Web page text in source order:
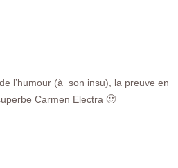
l’humour (à son insu), la preuve en
Carmen Electra 🙂